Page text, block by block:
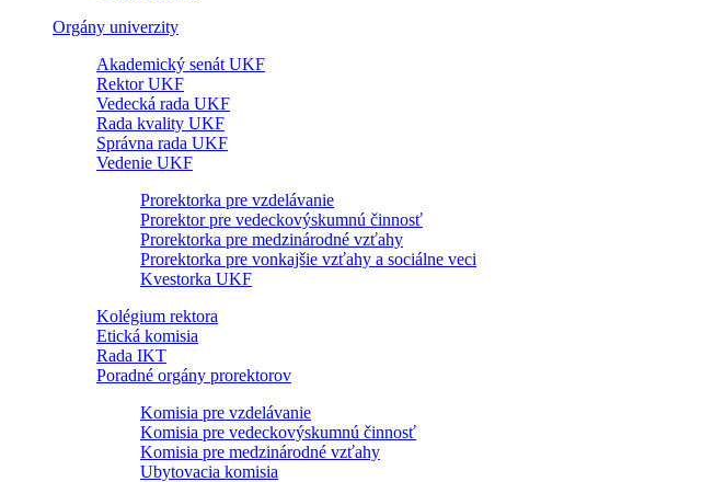
Orgány univerzity
Akademický senát UKF
Rektor UKF
Vedecká rada UKF
Rada kvality UKF
Správna rada UKF
Vedenie UKF
Prorektorka pre vzdelávanie
Prorektor pre vedeckovýskumnú činnosť
Prorektorka pre medzinárodné vzťahy
Prorektorka pre vonkajšie vzťahy a sociálne veci
Kvestorka UKF
Kolégium rektora
Etická komisia
Rada IKT
Poradné orgány prorektorov
Komisia pre vzdelávanie
Komisia pre vedeckovýskumnú činnosť
Komisia pre medzinárodné vzťahy
Ubytovacia komisia